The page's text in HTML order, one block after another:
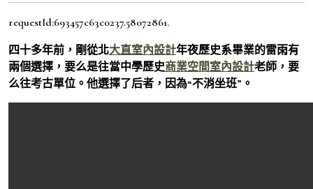
requestId:693457c63c0237.58072861.
四十多年前，剛從北大直室內設計年夜歷史系畢業的雷雨有
兩個選擇，要么是往當中學歷史商業空間室內設計老師，要
么往考古單位。他選擇了后者，因為“不消坐班”。